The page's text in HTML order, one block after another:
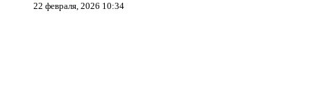
22 февраля, 2026 10:34